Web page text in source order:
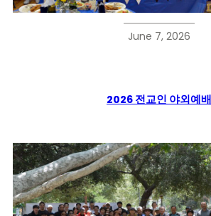
June 7, 2026
2026 전교인 야외예배